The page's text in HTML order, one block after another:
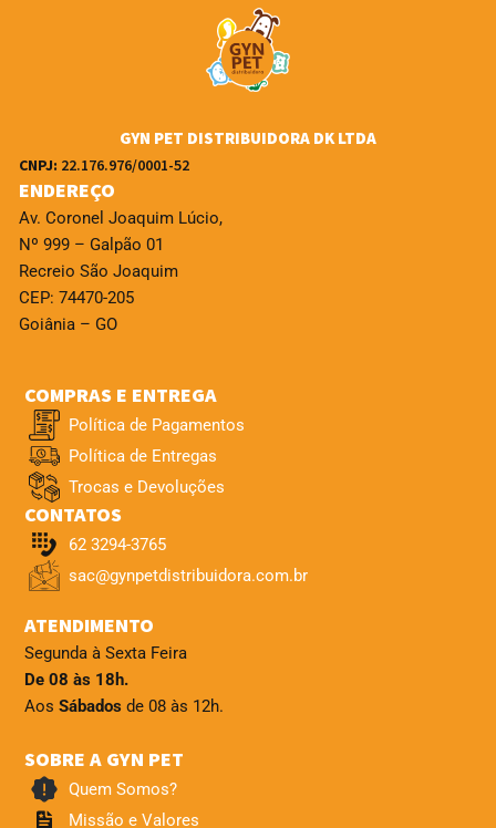
GYN PET DISTRIBUIDORA DK LTDA
CNPJ: 22.176.976/0001-52
ENDEREÇO
Av. Coronel Joaquim Lúcio,
Nº 999 – Galpão 01
Recreio São Joaquim
CEP: 74470-205
Goiânia – GO
COMPRAS E ENTREGA
Política de Pagamentos
Política de Entregas
Trocas e Devoluções
CONTATOS
62 3294-3765
sac@gynpetdistribuidora.com.br
ATENDIMENTO
Segunda à Sexta Feira
De 08 às 18h.
Aos Sábados de 08 às 12h.
SOBRE A GYN PET
Quem Somos?
Missão e Valores